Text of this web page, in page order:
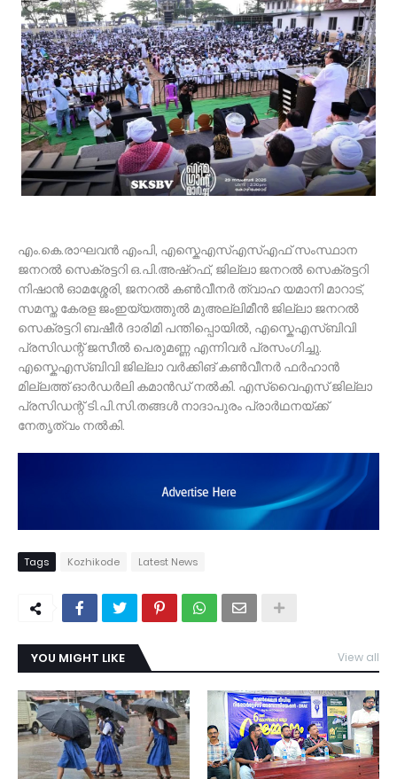
എം.കെ.രാഘവൻ എംപി, എസ്കെഎസ്എസ്എഫ് സംസ്ഥാന
ജനറൽ സെക്രട്ടറി ഒ.പി.അഷ്റഫ്, ജില്ലാ ജനറൽ സെക്രട്ടറി
നിഷാൻ ഓമശ്ശേരി, ജനറൽ കൺവീനർ ത്വാഹ യമാനി മാറാട്,
സമസ്ത കേരള ജംഇയ്യത്തുൽ മുഅല്ലിമീൻ ജില്ലാ ജനറൽ
സെക്രട്ടറി ബഷീർ ദാരിമി പന്തിപ്പൊയിൽ, എസ്കെഎസ്ബിവി
പ്രസിഡന്റ് ജസീൽ പെരുമണ്ണ എന്നിവർ പ്രസംഗിച്ചു.
എസ്കെഎസ്ബിവി ജില്ലാ വർക്കിങ് കൺവീനർ ഫർഹാൻ
മില്ലത്ത് ഓർഡർലി കമാൻഡ് നൽകി. എസ്‌വൈഎസ് ജില്ലാ
പ്രസിഡന്റ് ടി.പി.സി.തങ്ങൾ നാദാപുരം പ്രാർഥനയ്ക്ക്
നേതൃത്വം നൽകി.
Tags Kozhikode Latest News
YOU MIGHT LIKE View all